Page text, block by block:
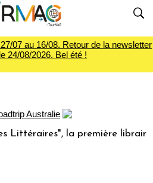
07 au 16/08. Retour de la newsletter
24/08/2026. Bel été !
la première librairie du